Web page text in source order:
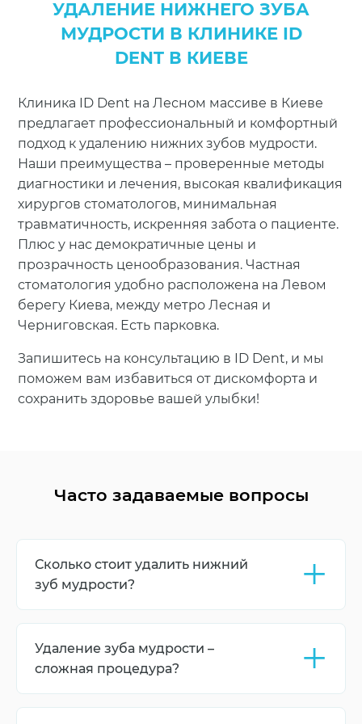
УДАЛЕНИЕ НИЖНЕГО ЗУБА
МУДРОСТИ В КЛИНИКЕ ID
DENT В КИЕВЕ
Клиника ID Dent на Лесном массиве в Киеве
предлагает профессиональный и комфортный
подход к удалению нижних зубов мудрости.
Наши преимущества – проверенные методы
диагностики и лечения, высокая квалификация
хирургов стоматологов, минимальная
травматичность, искренняя забота о пациенте.
Плюс у нас демократичные цены и
прозрачность ценообразования. Частная
стоматология удобно расположена на Левом
берегу Киева, между метро Лесная и
Черниговская. Есть парковка.
Запишитесь на консультацию в ID Dent, и мы
поможем вам избавиться от дискомфорта и
сохранить здоровье вашей улыбки!
Часто задаваемые вопросы
Сколько стоит удалить нижний
зуб мудрости?
+
конкретный случай. Но в стоматологии ID Dent
доступная ценовая политика. С
Удаление зуба мудрости –
сложная процедура?
+